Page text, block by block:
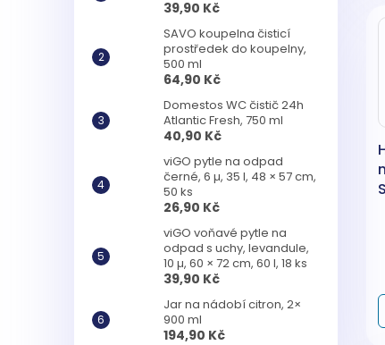
39,90 Kč
SAVO koupelna čisticí
prostředek do koupelny,
500 ml
64,90 Kč
Domestos WC čistič 24h
Atlantic Fresh, 750 ml
40,90 Kč
viGO pytle na odpad
černé, 6 µ, 35 l, 48 × 57 cm,
50 ks
26,90 Kč
viGO voňavé pytle na
odpad s uchy, levandule,
10 µ, 60 × 72 cm, 60 l, 18 ks
39,90 Kč
Jar na nádobí citron, 2×
900 ml
194,90 Kč